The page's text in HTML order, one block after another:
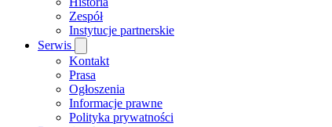
Zespół
Instytucje partnerskie
Serwis
Kontakt
Prasa
Ogłoszenia
Informacje prawne
Polityka prywatności